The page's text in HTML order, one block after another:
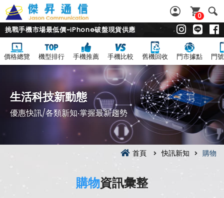
0
挑戰手機市場最低價~iPhone破盤現貨供應
價格總覽 機型排行 手機推薦 手機比較 舊機回收 門市據點 門
生活科技新動態
優惠快訊/各類新知‧掌握最新趨勢
首頁 快訊新知 購物
購物資訊彙整